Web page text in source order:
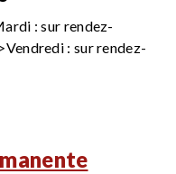
: sur rendez-
: sur rendez-